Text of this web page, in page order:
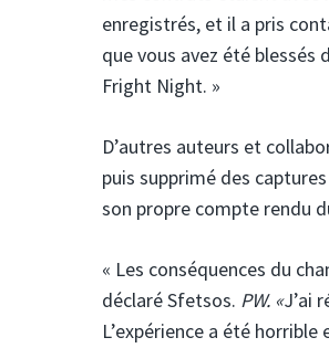
enregistrés, et il a pris
que vous avez été blessés
Fright Night. »
D’autres auteurs et
puis supprimé des
son propre compte rendu
« Les conséquences du
déclaré Sfetsos. PW. «J’ai
L’expérience a été